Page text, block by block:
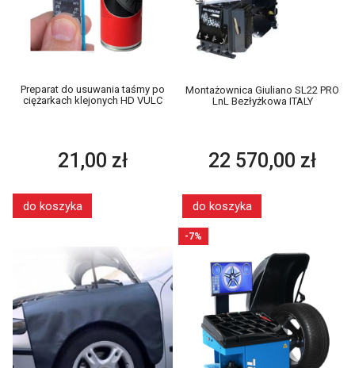
Preparat do usuwania taśmy po
ciężarkach klejonych HD VULC
21,00 zł
do koszyka
Montażownica Giuliano SL22 PRO
LnL Bezłyżkowa ITALY
22 570,00 zł
do koszyka
-7%